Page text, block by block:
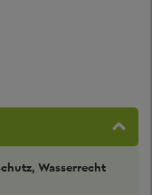
Wasserrecht